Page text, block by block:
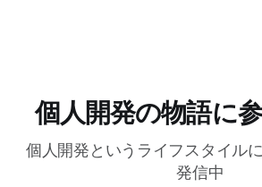
gitの状態をサッと確認するのに使っています:
display-popup -d
ェクトGateronダブルレール・マグネッ
2.4GHz・Bluetooth無線対応、QMKプロ
Windows Linux対応 (ブラック) |
ボード 通販【国内正規品】Keychron K2
個人開発の物語に
個人開発というライフスタイル
発信中